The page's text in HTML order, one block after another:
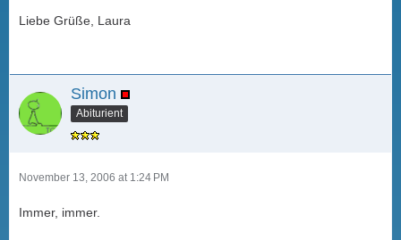
Liebe Grüße, Laura
Simon
Abiturient
November 13, 2006 at 1:24 PM
Immer, immer.